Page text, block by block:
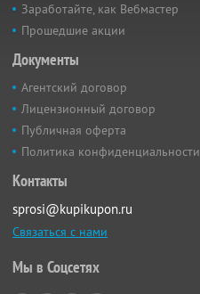
Заработайте, как Вебмастер
Прошедшие акции
Документы
Агентский договор
Лицензионный договор
Публичная оферта
Политика конфиденциальности
Контакты
sprosi@kupikupon.ru
Связаться с нами
Мы в Соцсетях